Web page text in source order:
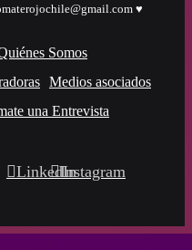
♥
Somos
Medios asociados
una Entrevista
LinkedInInstagram